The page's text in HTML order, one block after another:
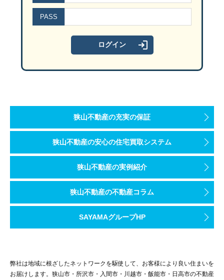
PASS
狭山不動産の充実の保証
狭山不動産の安心の住宅買取システム
狭山不動産の実例紹介
狭山不動産の不動産コラム
SAYAMAグループHP
弊社は地域に根ざしたネットワークを駆使して、お客様により良い住まいを
お届けします。狭山市・所沢市・入間市・川越市・飯能市・日高市の不動産